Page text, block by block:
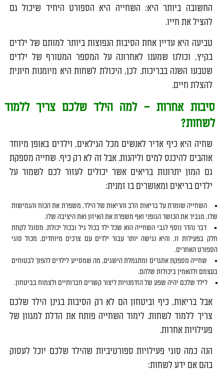
החשובה ביותר היא: השחייה היא הספורט היחיד שיכול גם
להציל את חייו.
טביעה היא עדיין אחת הסיבות הנפוצות ביותר למותם של ילדים
בקיץ, וכולנו שמענו לאחרונה על המספר המטורף של ילדים
שטבעו השנה בבריכות. לכן, היכולת לשחות היא מיומנות חיונית
להצלת חיים.
סיבות אחרות – למה הילד שלכם צריך ללמוד
לשחות?
שחיה היא כיף אדיר לאנשים מכל הגילאים, וילדים באופן מיוחד
אוהבים להיכנס למים וליהנות. אבל זה לא רק כיף. שחייה מספקת
גם המון יתרונות בריאים אשר יכולים לעזור לכם לשמור על
ילדים בריאים ומאושרים בו זמנית:
השחייה שומרת על בריאות הלב והריאות של הילד, משפרת את הכוח והגמישות
שלו, מגביר את הכושר הגופני ואף משפרת את האיזון ואת היציבה שלו.
דבר נהדר נוסף לגבי השחייה הוא שכל ילד בכול גיל ובכול יכולת, מסוגל לקחת
חלק בפעילות זו, והיא נגישה יותר עבור ילדים עם צרכים מיוחדים, מכול סוגי
הספורט האחרים.
שחייה מספקת אתגרים ומתגמלת הישגים, מה שמסייע לילדים להפוך לבטוחים
בעצמם ולהאמין ביכולות שלהם.
לילד שלכם יהיה שפע של הזדמנויות ליצור קשרים חברותיים ולצמוח בביטחון.
אבל בריאות, כיף וביטחון הם לא רק הסיבות בגינן הילד שלכם
צריך ללמוד לשחות. לימוד השחייה פותח את הדלת למגוון של
פעילויות אחרות.
הנה כמה סוגי פעילויות ספורטיביות שהילד שלכם יוכל לעסוק
בהם אם ידע לשחות: